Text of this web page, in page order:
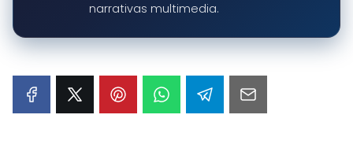
narrativas multimedia.